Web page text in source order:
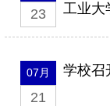
23 工业大
07月
21
学校召